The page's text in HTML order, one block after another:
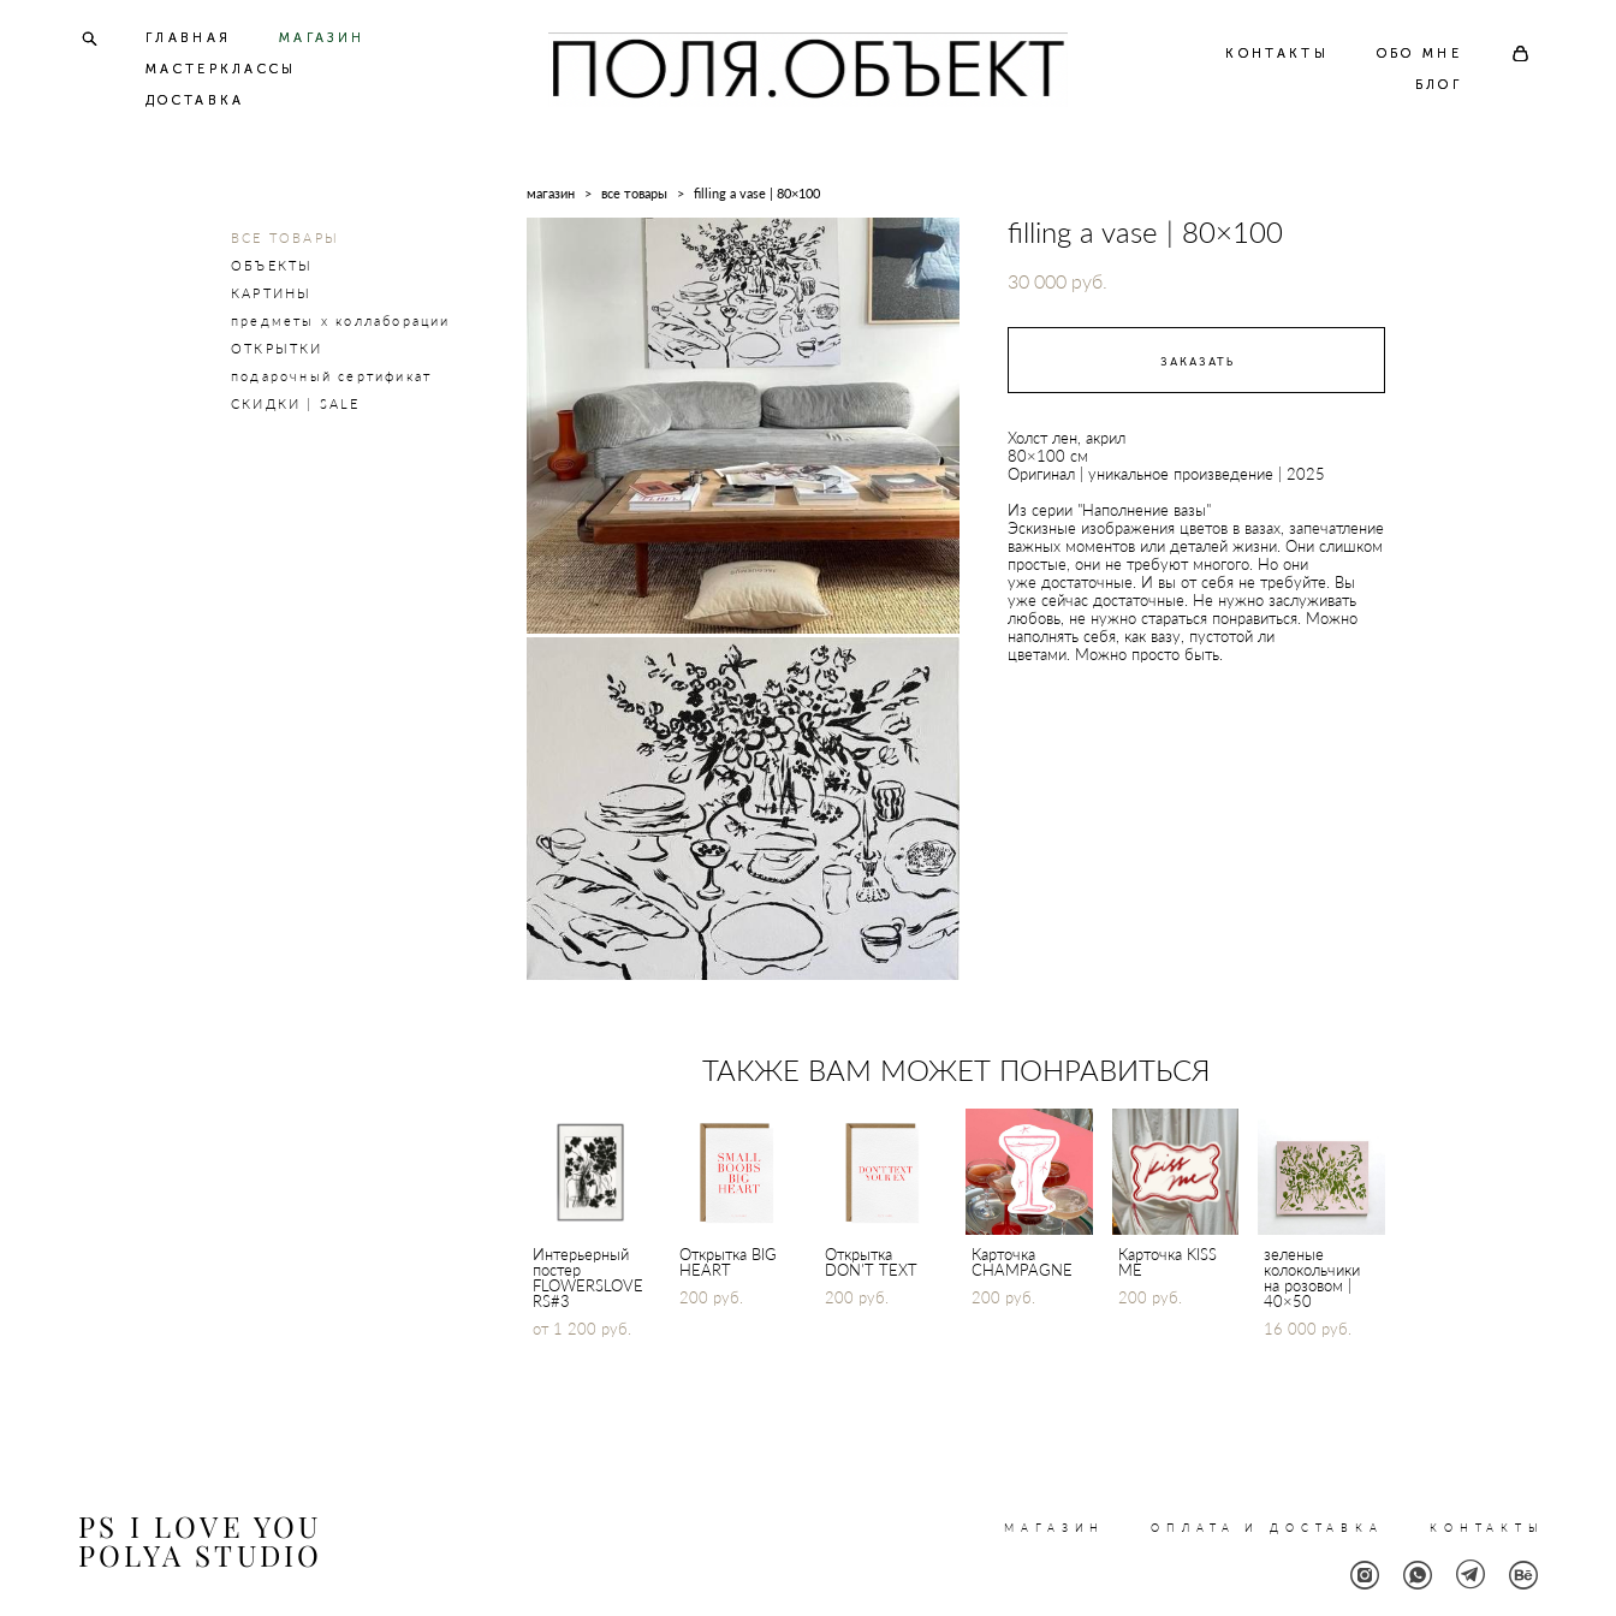
ГЛАВНАЯ
МАГАЗИН
МАСТЕРКЛАССЫ
ДОСТАВКА
КОНТАКТЫ
ОБО МНЕ
БЛОГ
ГЛАВНАЯ
МАГАЗИН
МАСТЕРКЛАССЫ
ДОСТАВКА
КОНТАКТЫ
ОБО МНЕ
БЛОГ
ВСЕ ТОВАРЫ
ОБЪЕКТЫ
КАРТИНЫ
предметы х коллаборации
ОТКРЫТКИ
подарочный сертификат
СКИДКИ | SALE
магазин > все товары > filling a vase | 80×100
filling a vase | 80×100
30 000 pуб.
ЗАКАЗАТЬ
Холст лен, акрил
80×100 см
Оригинал | уникальное произведение | 2025
Из серии "Наполнение вазы"
Эскизные изображения цветов в вазах, запечатление
важных моментов или деталей жизни. Они слишком
простые, они не требуют многого. Но они
уже достаточные. И вы от себя не требуйте. Вы
уже сейчас достаточные. Не нужно заслуживать
любовь, не нужно стараться понравиться. Можно
наполнять себя, как вазу, пустотой ли
цветами. Можно просто быть.
ТАКЖЕ ВАМ МОЖЕТ ПОНРАВИТЬСЯ
Интерьерный
постер
FLOWERSLOVE
RS#3
от 1 200 pуб.
Открытка BIG
HEART
200 pуб.
Открытка
DON'T TEXT
200 pуб.
Карточка
CHAMPAGNE
200 pуб.
Карточка KISS
ME
200 pуб.
зеленые
колокольчики
на розовом |
40×50
16 000 pуб.
PS I LOVE YOU
POLYA STUDIO
МАГАЗИН ОПЛАТА И ДОСТАВКА КОНТАКТЫ